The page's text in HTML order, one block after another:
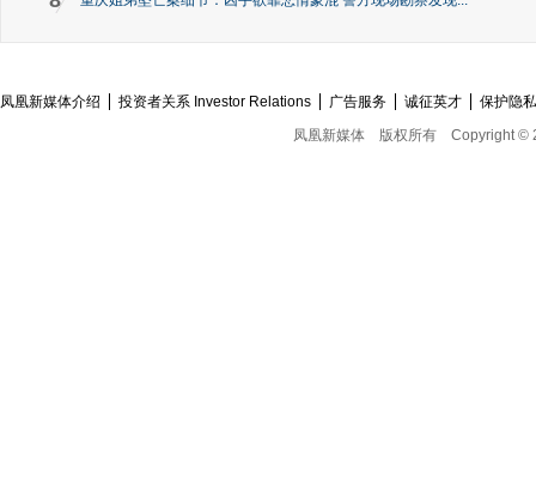
凤凰新媒体介绍 投资者关系 Investor Relations 广告服务 诚征英才
保护隐
凤凰新媒体
版权所有 Copyright ©